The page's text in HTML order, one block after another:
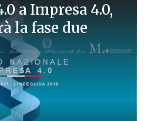
a Impresa 4.0,
la fase due